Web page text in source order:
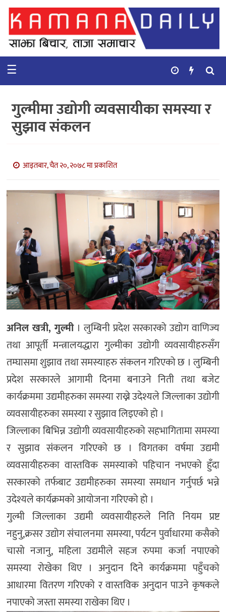
गृहपृष्ठ
समाचार
कुटनिती
कुराकानी
बाणिज्य
भिडियो
☰
गुल्मीमा उद्योगी व्यवसायीका समस्या र
सुझाव संकलन
आइतबार, चैत २०, २०७८ मा प्रकाशित
अनिल खत्री, गुल्मी। लुम्बिनी प्रदेश सरकारको उद्योग वाणिज्य
तथा आपूर्ती मन्त्रालयद्धारा गुल्मीका उद्योगी व्यवसायीहरुसँग
तम्घासमा शुझाव तथा समस्याहरु संकलन गरिएको छ । लुम्बिनी
प्रदेश सरकारले आगामी दिनमा बनाउने निती तथा बजेट
कार्यक्रममा उद्यमीहरुका समस्या राख्ने उदेश्यले जिल्लाका उद्योगी
व्यवसायीहरुका समस्या र सुझाव लिइएको हो ।
जिल्लाका बिभिन्न उद्योगी व्यवसायीहरुको सहभागितामा समस्या
र सुझाव संकलन गरिएको छ । विगतका वर्षमा उद्यमी
व्यवसायीहरुका वास्तविक समस्याको पहिचान नभएको हुँदा
सरकारको तर्फबाट उद्यमीहरुका समस्या समधान गर्नुपर्छ भन्ने
उदेश्यले कार्यक्रमको आयोजना गरिएको हो ।
गुल्मी जिल्लाका उद्यमी व्यवसायीहरुले निति नियम प्रष्ट
नहुनु,क्रसर उद्योग संचालनमा समस्या, पर्यटन पुर्वाधारमा कसैको
चासो नजानु, महिला उद्यमीले सहज रुपमा कर्जा नपाएको
समस्या रोखेका थिए । अनुदान दिने कार्यक्रममा पहुँचको
आधारमा वितरण गरिएको र वास्तविक अनुदान पाउने कृषकले
नपाएको जस्ता समस्या राखेका थिए ।